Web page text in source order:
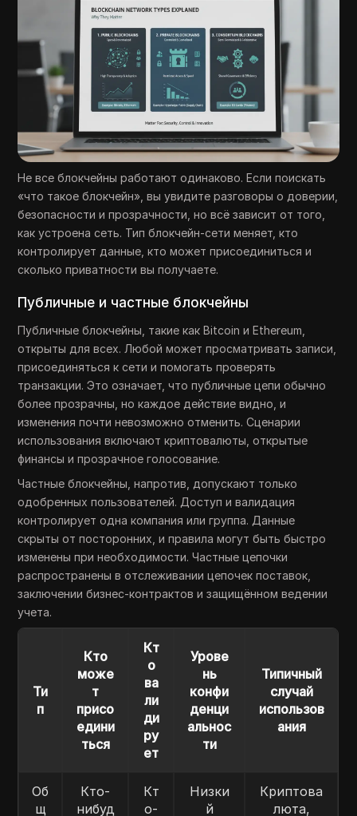
Не все блокчейны работают одинаково. Если поискать
«что такое блокчейн», вы увидите разговоры о доверии,
безопасности и прозрачности, но всё зависит от того,
как устроена сеть. Тип блокчейн-сети меняет, кто
контролирует данные, кто может присоединиться и
сколько приватности вы получаете.
Публичные и частные блокчейны
Публичные блокчейны, такие как Bitcoin и Ethereum,
открыты для всех. Любой может просматривать записи,
присоединяться к сети и помогать проверять
транзакции. Это означает, что публичные цепи обычно
более прозрачны, но каждое действие видно, и
изменения почти невозможно отменить. Сценарии
использования включают криптовалюты, открытые
финансы и прозрачное голосование.
Частные блокчейны, напротив, допускают только
одобренных пользователей. Доступ и валидация
контролирует одна компания или группа. Данные
скрыты от посторонних, и правила могут быть быстро
изменены при необходимости. Частные цепочки
распространены в отслеживании цепочек поставок,
заключении бизнес-контрактов и защищённом ведении
учета.
Ти
п
Кто
може
т
присо
едини
ться
Кт
о
ва
ли
ди
ру
ет
Урове
нь
конфи
денци
альнос
ти
Типичный
случай
использов
ания
Об
щ
Кто-
нибуд
Кт
о-
Низки
й
Криптова
люта,